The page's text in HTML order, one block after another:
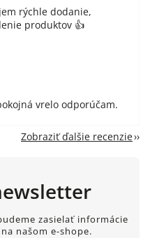
rýchle dodanie,
produktov 👍
vrelo odporúčam.
Zobraziť ďalšie recenzie
zasielať informácie
našom e-shope.